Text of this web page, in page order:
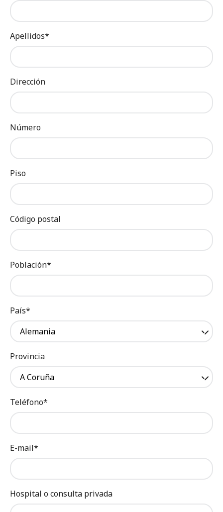
Apellidos*
Dirección
Número
Piso
Código postal
Población*
País*
Alemania
Provincia
A Coruña
Teléfono*
E-mail*
Hospital o consulta privada